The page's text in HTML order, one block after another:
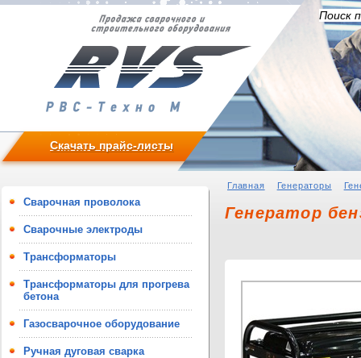
Скачать прайс-листы
Сварочная проволока
Сварочные электроды
Трансформаторы
Трансформаторы для прогрева
бетона
Газосварочное оборудование
Ручная дуговая сварка
Главная Генераторы
Генератор